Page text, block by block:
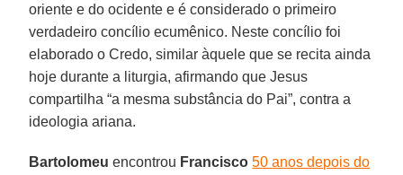
oriente e do ocidente e é considerado o primeiro
verdadeiro concílio ecumênico. Neste concílio foi
elaborado o Credo, similar àquele que se recita ainda
hoje durante a liturgia, afirmando que Jesus
compartilha “a mesma substância do Pai”, contra a
ideologia ariana.
Bartolomeu encontrou Francisco 50 anos depois do